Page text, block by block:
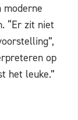
moderne
“Er zit niet
op
het leuke.”